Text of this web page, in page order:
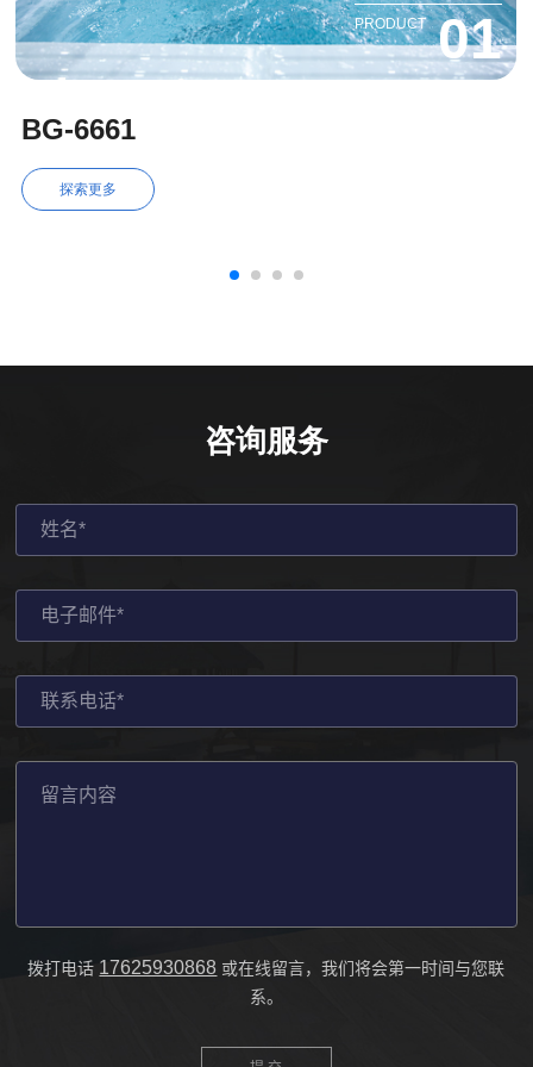
PRODUCT 01
BG-6661
探索更多
咨询服务
拨打电话 17625930868 或在线留言，我们将会第一时间与您联
系。